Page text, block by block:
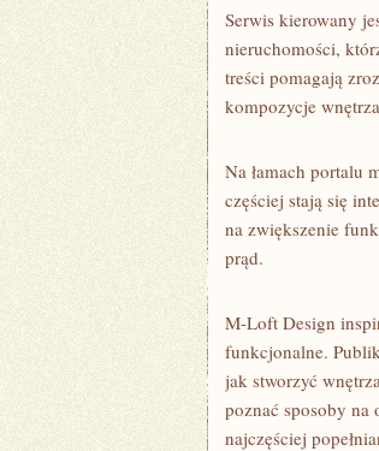
Serwis kierowany
nieruchomości,
treści pomagają
kompozycje
Na łamach portalu
częściej stają się
na zwiększenie
prąd.
M-Loft Design
funkcjonalne.
jak stworzyć
poznać sposoby na
najczęściej